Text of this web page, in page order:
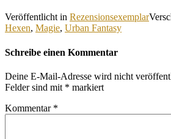
Veröffentlicht in Rezensionsexemplar
Hexen, Magie, Urban Fantasy
Schreibe einen Kommentar
Deine E-Mail-Adresse wird nicht
Felder sind mit * markiert
Kommentar *